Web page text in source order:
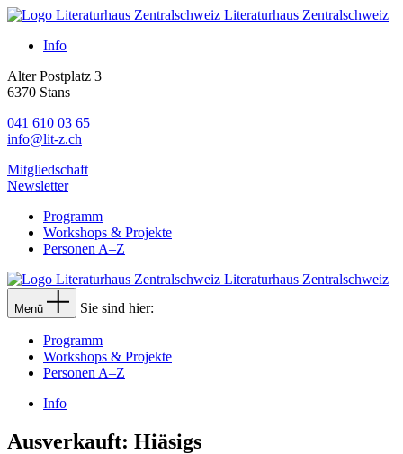
Literaturhaus Zentralschweiz
Info
Alter Postplatz 3
6370 Stans
041 610 03 65
info@lit-z.ch
Mitgliedschaft
Newsletter
Programm
Workshops & Projekte
Personen A–Z
Literaturhaus Zentralschweiz
Menü Sie sind hier:
Programm
Workshops & Projekte
Personen A–Z
Info
Ausverkauft: Hiäsigs